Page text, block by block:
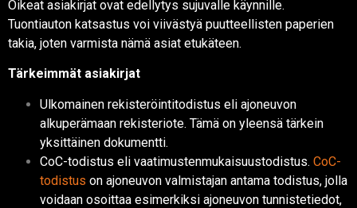
Oikeat asiakirjat ovat edellytys sujuvalle käynnille.
Tuontiauton katsastus voi viivästyä puutteellisten paperien
takia, joten varmista nämä asiat etukäteen.
Tärkeimmät asiakirjat
Ulkomainen rekisteröintitodistus eli ajoneuvon
alkuperämaan rekisteriote. Tämä on yleensä tärkein
yksittäinen dokumentti.
CoC-todistus eli vaatimustenmukaisuustodistus. CoC-
todistus on ajoneuvon valmistajan antama todistus, jolla
voidaan osoittaa esimerkiksi ajoneuvon tunnistetiedot,